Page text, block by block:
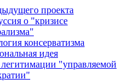
проекта
о "кризисе
консерватизма
идея
"управляемой